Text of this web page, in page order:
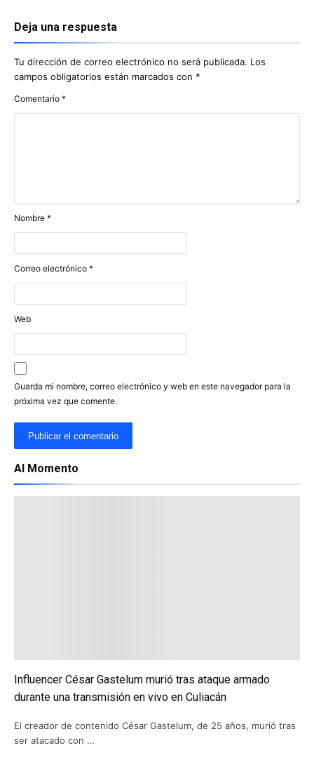
Deja una respuesta
Tu dirección de correo electrónico no será publicada. Los
campos obligatorios están marcados con *
Comentario *
Nombre *
Correo electrónico *
Web
Guarda mi nombre, correo electrónico y web en este navegador para la
próxima vez que comente.
Al Momento
Influencer César Gastelum murió tras ataque armado
durante una transmisión en vivo en Culiacán
El creador de contenido César Gastelum, de 25 años, murió tras
ser atacado con …